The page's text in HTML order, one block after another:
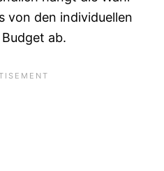
von den individuellen
ab.